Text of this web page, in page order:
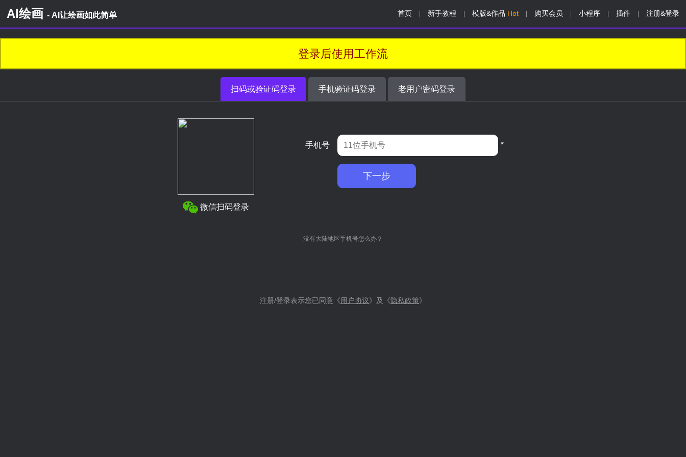
AI绘画 - AI让绘画如此简单 首页 新手教程 模版&作品 Hot 购买会员 小程序 插件 注册&登录
登录后使用工作流
扫码或验证码登录 手机验证码登录 老用户密码登录
微信扫码登录
手机号 *
下一步
没有大陆地区手机号怎么办？
注册/登录表示您已同意《用户协议》及《隐私政策》